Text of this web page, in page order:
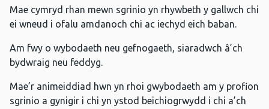
Mae cymryd rhan mewn sgrinio yn rhywbeth y gallwch chi
ei wneud i ofalu amdanoch chi ac iechyd eich baban.
Am fwy o wybodaeth neu gefnogaeth, siaradwch â’ch
bydwraig neu feddyg.
Mae’r animeiddiad hwn yn rhoi gwybodaeth am y profion
sgrinio a gynigir i chi yn ystod beichiogrwydd i chi a’ch